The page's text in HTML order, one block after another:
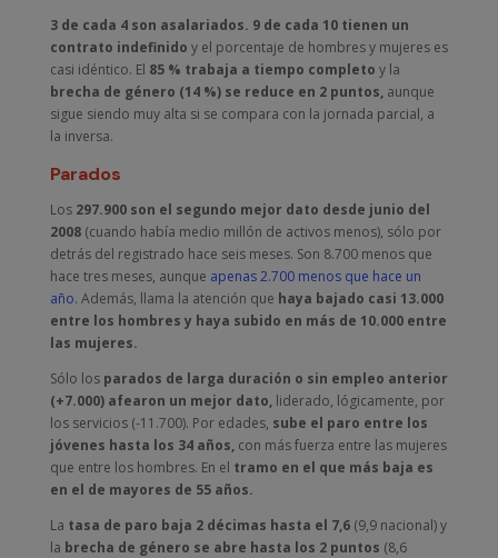
3 de cada 4 son asalariados. 9 de cada 10 tienen un
contrato indefinido y el porcentaje de hombres y mujeres es
casi idéntico. El 85 % trabaja a tiempo completo y la
brecha de género (14 %) se reduce en 2 puntos,aunque
sigue siendo muy alta si se compara con la jornada parcial, a
la inversa.
Parados
Los 297.900 son el segundo mejor dato desde junio del
2008(cuando había medio millón de activos menos), sólo por
detrás del registrado hace seis meses. Son 8.700 menos que
hace tres meses, aunque apenas 2.700 menos que hace un
año. Además, llama la atención que haya bajado casi 13.000
entre los hombres y haya subido en más de 10.000 entre
las mujeres.
Sólo los parados de larga duración o sin empleo anterior
(+7.000) afearon un mejor dato,liderado, lógicamente, por
los servicios (-11.700). Por edades, sube el paro entre los
jóvenes hasta los 34 años,con más fuerza entre las mujeres
que entre los hombres. En el tramo en el que más baja es
en el de mayores de 55 años.
La tasa de paro baja 2 décimas hasta el 7,6(9,9 nacional) y
la brecha de género se abre hasta los 2 puntos (8,6